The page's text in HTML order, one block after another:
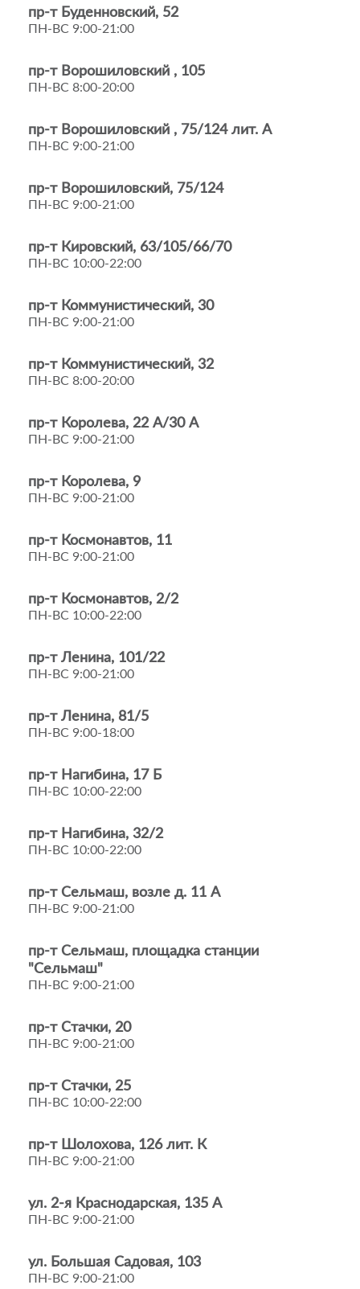
пр-т Буденновский, 52
ПН-ВС 9:00-21:00
пр-т Ворошиловский , 105
ПН-ВС 8:00-20:00
пр-т Ворошиловский , 75/124 лит. А
ПН-ВС 9:00-21:00
пр-т Ворошиловский, 75/124
ПН-ВС 9:00-21:00
пр-т Кировский, 63/105/66/70
ПН-ВС 10:00-22:00
пр-т Коммунистический, 30
ПН-ВС 9:00-21:00
пр-т Коммунистический, 32
ПН-ВС 8:00-20:00
пр-т Королева, 22 А/30 А
ПН-ВС 9:00-21:00
пр-т Королева, 9
ПН-ВС 9:00-21:00
пр-т Космонавтов, 11
ПН-ВС 9:00-21:00
пр-т Космонавтов, 2/2
ПН-ВС 10:00-22:00
пр-т Ленина, 101/22
ПН-ВС 9:00-21:00
пр-т Ленина, 81/5
ПН-ВС 9:00-18:00
пр-т Нагибина, 17 Б
ПН-ВС 10:00-22:00
пр-т Нагибина, 32/2
ПН-ВС 10:00-22:00
пр-т Сельмаш, возле д. 11 А
ПН-ВС 9:00-21:00
пр-т Сельмаш, площадка станции
"Сельмаш"
ПН-ВС 9:00-21:00
пр-т Стачки, 20
ПН-ВС 9:00-21:00
пр-т Стачки, 25
ПН-ВС 10:00-22:00
пр-т Шолохова, 126 лит. К
ПН-ВС 9:00-21:00
ул. 2-я Краснодарская, 135 А
ПН-ВС 9:00-21:00
ул. Большая Садовая, 103
ПН-ВС 9:00-21:00